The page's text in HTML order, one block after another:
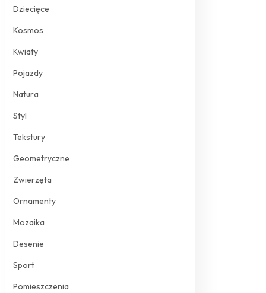
Dziecięce
Kosmos
Kwiaty
Pojazdy
Natura
Styl
Tekstury
Geometryczne
Zwierzęta
Ornamenty
Mozaika
Desenie
Sport
Pomieszczenia